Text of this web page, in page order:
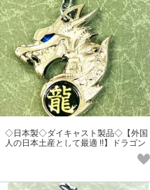
◇日本製◇ダイキャスト製品◇【外国
人の日本土産として最適 !!】ドラゴン